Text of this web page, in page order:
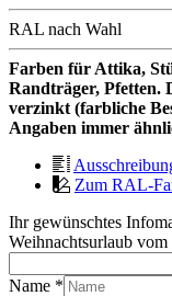
RAL nach Wahl
Farben für Attika,
Randträger, Pfetten.
verzinkt (farbliche
Angaben immer
Zum RAL-
Ihr gewünschtes
Weihnachtsurlaub
Name *